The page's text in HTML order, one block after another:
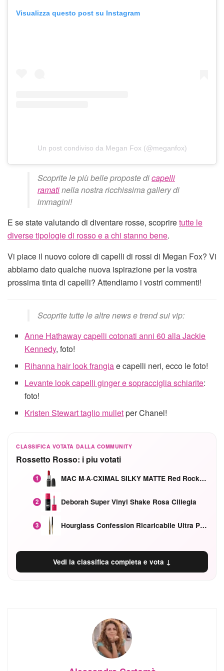
Visualizza questo post su Instagram
Un post condiviso da Megan Fox (@meganfox)
Scoprite le più belle proposte dicapelli
ramatinella nostra ricchissima gallery di
immagini!
E se state valutando di diventare rosse, scopriretutte le
diverse tipologie di rosso e a chi stanno bene.
Vi piace il nuovo colore di capelli di rossi di Megan Fox? Vi
abbiamo dato qualche nuova ispirazione per la vostra
prossima tinta di capelli? Attendiamo i vostri commenti!
Scoprite tutte le altre news e trend sui vip:
Anne Hathaway capelli cotonati anni 60 alla Jackie
Kennedy, foto!
Rihanna hair look frangiae capelli neri, ecco le foto!
Levante look capelli ginger e sopracciglia schiarite:
foto!
Kristen Stewart taglio mulletper Chanel!
CLASSIFICA VOTATA DALLA COMMUNITY
Rossetto Rosso: i piu votati
1 MAC M·A·CXIMAL SILKY MATTE Red Rock mat
2 Deborah Super Vinyl Shake Rosa Ciliegia
3 Hourglass Confession Ricaricabile Ultra Preciso Ad Alta Intensità Secretly Classic Red
Vedi la classifica completa e vota ↓